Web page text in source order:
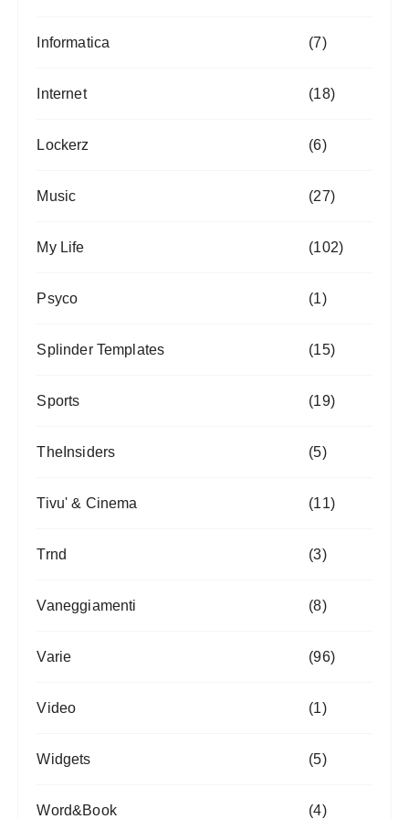
Informatica (7)
Internet (18)
Lockerz (6)
Music (27)
My Life (102)
Psyco (1)
Splinder Templates (15)
Sports (19)
TheInsiders (5)
Tivu' & Cinema (11)
Trnd (3)
Vaneggiamenti (8)
Varie (96)
Video (1)
Widgets (5)
Word&Book (4)